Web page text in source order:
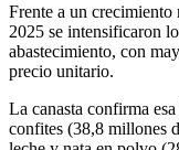
Frente a un crecimiento
2025 se intensificaron
abastecimiento, con
precio unitario.
La canasta confirma
confites (38,8 millones